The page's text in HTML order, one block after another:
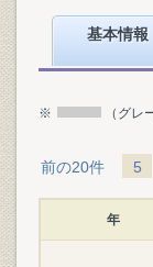
基本情報
※ （グ
前の20件 5
年